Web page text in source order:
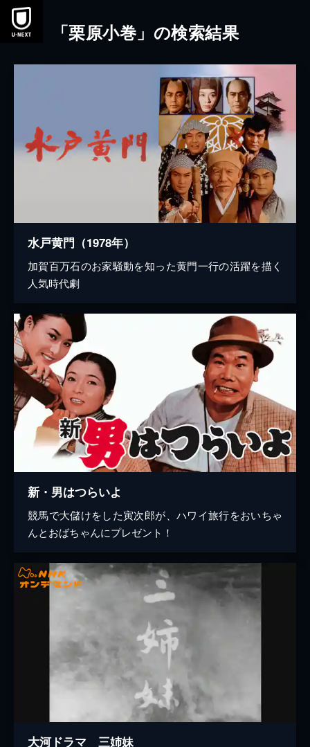
本文へスキップ
「栗原小巻」の検索結果
水戸黄門（1978年）
加賀百万石のお家騒動を知った黄門一行の活躍を描く
人気時代劇
新・男はつらいよ
競馬で大儲けをした寅次郎が、ハワイ旅行をおいちゃ
んとおばちゃんにプレゼント！
大河ドラマ 三姉妹